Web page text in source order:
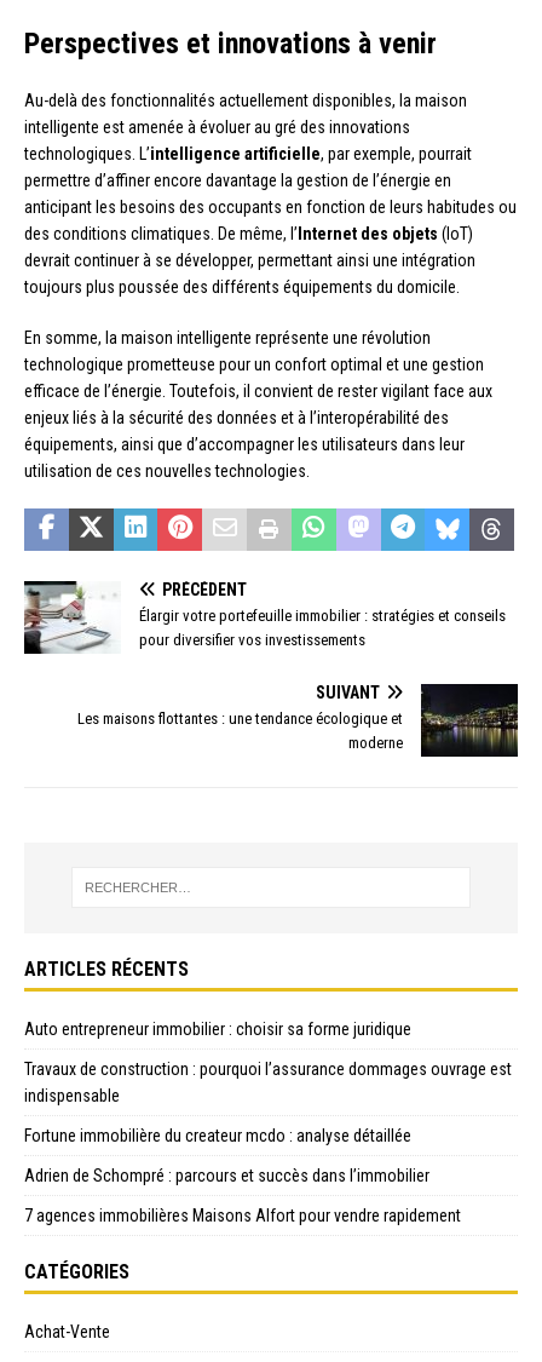
Perspectives et innovations à venir
Au-delà des fonctionnalités actuellement disponibles, la maison
intelligente est amenée à évoluer au gré des innovations
technologiques. L’intelligence artificielle, par exemple, pourrait
permettre d’affiner encore davantage la gestion de l’énergie en
anticipant les besoins des occupants en fonction de leurs habitudes ou
des conditions climatiques. De même, l’ Internet des objets (IoT)
devrait continuer à se développer, permettant ainsi une intégration
toujours plus poussée des différents équipements du domicile.
En somme, la maison intelligente représente une révolution
technologique prometteuse pour un confort optimal et une gestion
efficace de l’énergie. Toutefois, il convient de rester vigilant face aux
enjeux liés à la sécurité des données et à l’interopérabilité des
équipements, ainsi que d’accompagner les utilisateurs dans leur
utilisation de ces nouvelles technologies.
PRÉCÉDENT
Élargir votre portefeuille immobilier : stratégies et conseils
pour diversifier vos investissements
SUIVANT
Les maisons flottantes : une tendance écologique et
moderne
ARTICLES RÉCENTS
Auto entrepreneur immobilier : choisir sa forme juridique
Travaux de construction : pourquoi l’assurance dommages ouvrage est
indispensable
Fortune immobilière du createur mcdo : analyse détaillée
Adrien de Schompré : parcours et succès dans l’immobilier
7 agences immobilières Maisons Alfort pour vendre rapidement
CATÉGORIES
Achat-Vente